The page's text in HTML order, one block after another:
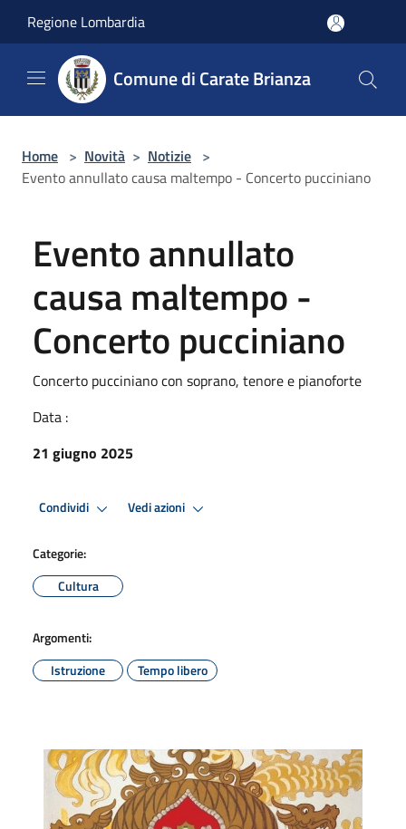
Regione Lombardia
Comune di Carate Brianza
Home > Novità > Notizie >
Evento annullato causa maltempo - Concerto pucciniano
Evento annullato
causa maltempo -
Concerto pucciniano
Concerto pucciniano con soprano, tenore e pianoforte
Data :
21 giugno 2025
Condividi Vedi azioni
Categorie:
Cultura
Argomenti:
Istruzione
Tempo libero